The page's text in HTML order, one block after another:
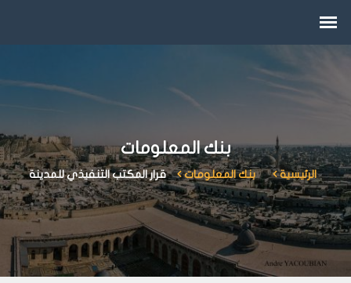
بنك المعلومات
الرئيسية بنك المعلومات قرار المكتب التنفيذي للمدينة